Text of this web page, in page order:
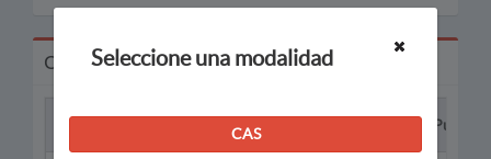
Convocatorias
Puesto
Seleccione una modalidad
CAS